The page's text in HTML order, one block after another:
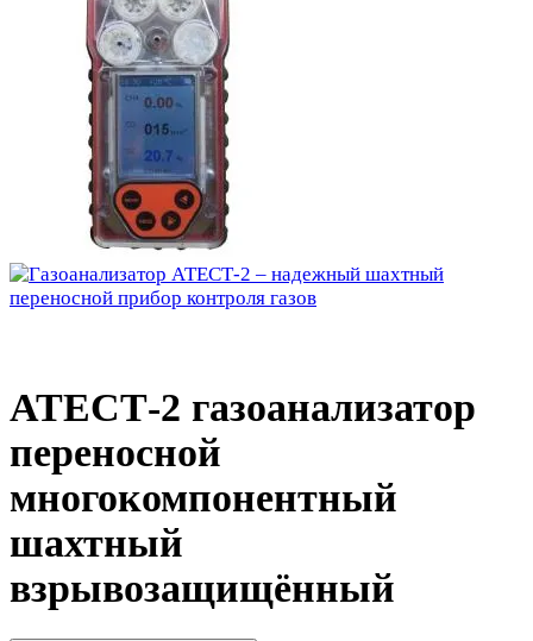
АТЕСТ-2 газоанализатор
переносной
многокомпонентный
шахтный
взрывозащищённый